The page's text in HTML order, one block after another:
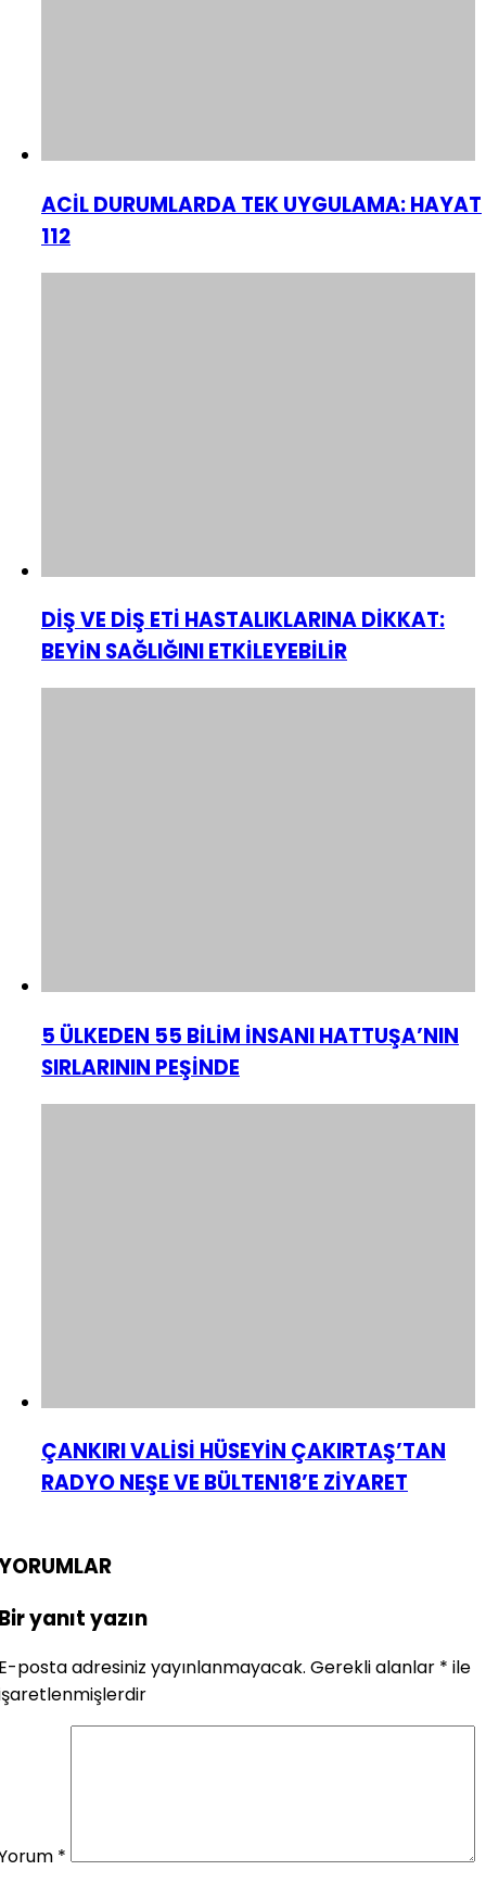
ACİL DURUMLARDA TEK UYGULAMA: HAYAT
112
DİŞ VE DİŞ ETİ HASTALIKLARINA DİKKAT:
BEYİN SAĞLIĞINI ETKİLEYEBİLİR
5 ÜLKEDEN 55 BİLİM İNSANI HATTUŞA’NIN
SIRLARININ PEŞİNDE
ÇANKIRI VALİSİ HÜSEYİN ÇAKIRTAŞ’TAN
RADYO NEŞE VE BÜLTEN18’E ZİYARET
yanıt yazın
posta adresiniz yayınlanmayacak. Gerekli alanlar * ile
*